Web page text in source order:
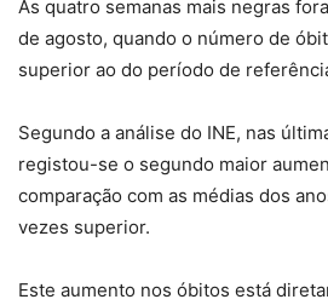
As quatro semanas mais negras
de agosto, quando o número de
superior ao do período de
Segundo a análise do INE, nas
registou-se o segundo maior
comparação com as médias dos
vezes superior.
Este aumento nos óbitos está